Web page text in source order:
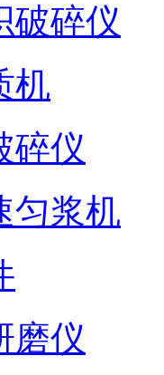
破碎仪
机
碎仪
匀浆机
磨仪